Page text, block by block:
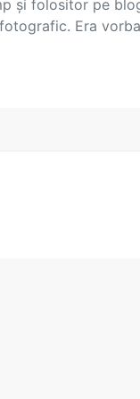
şi folositor pe
Era